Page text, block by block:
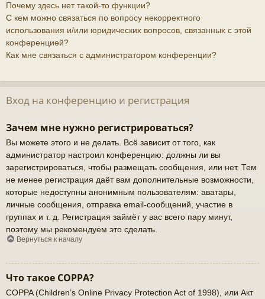
Почему здесь нет такой-то функции?
С кем можно связаться по вопросу некорректного
использования и/или юридических вопросов, связанных с этой
конференцией?
Как мне связаться с администратором конференции?
Вход на конференцию и регистрация
Зачем мне нужно регистрироваться?
Вы можете этого и не делать. Всё зависит от того, как
администратор настроил конференцию: должны ли вы
зарегистрироваться, чтобы размещать сообщения, или нет. Тем
не менее регистрация даёт вам дополнительные возможности,
которые недоступны анонимным пользователям: аватары,
личные сообщения, отправка email-сообщений, участие в
группах и т. д. Регистрация займёт у вас всего пару минут,
поэтому мы рекомендуем это сделать.
Вернуться к началу
Что такое COPPA?
COPPA (Children’s Online Privacy Protection Act of 1998), или Акт